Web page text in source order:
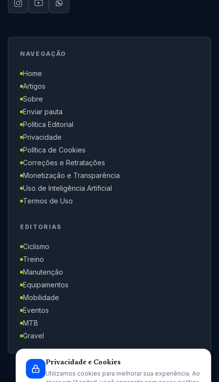
NAVEGAÇÃO
Home
Artigos
Sobre
Enviar pauta
Política Editorial
Privacidade
Política de Cookies
Correções e Retratações
Monetização e Transparência
Uso de Inteligência Artificial
Termos de Uso
EDITORIAS
Ciclismo
Treino
Manutenção
Equipamentos
Mobilidade
Eventos
MTB
Gravel
Privacidade e Cookies
Utilizamos cookies para melhorar sua experiência. Ao